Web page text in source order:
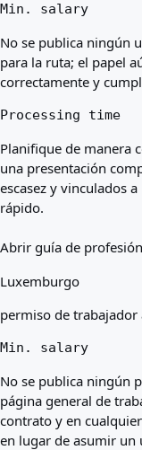
Min. salary
No se publica ningún
para la ruta; el papel
correctamente y
Processing time
Planifique de manera
una presentación
escasez y vinculados
rápido.
Abrir guía de
Luxemburgo
permiso de trabajador
Min. salary
No se publica ningún
página general de
contrato y en
en lugar de asumir un